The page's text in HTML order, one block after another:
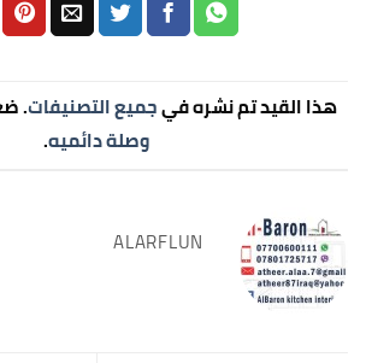
هذا القيد تم نشره فيجميع التصنيفات.
وصلة دائميه.
ALARFLUN